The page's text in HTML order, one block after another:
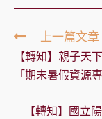
Read
more
articles
上一篇文章
【轉知】親子天
「期末暑假資源
【轉知】國立